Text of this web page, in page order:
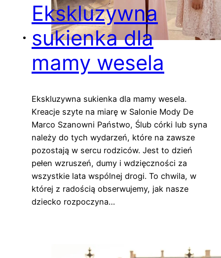
Ekskluzywna
sukienka dla
mamy wesela
Ekskluzywna sukienka dla mamy wesela.
Kreacje szyte na miarę w Salonie Mody De
Marco Szanowni Państwo, Ślub córki lub syna
należy do tych wydarzeń, które na zawsze
pozostają w sercu rodziców. Jest to dzień
pełen wzruszeń, dumy i wdzięczności za
wszystkie lata wspólnej drogi. To chwila, w
której z radością obserwujemy, jak nasze
dziecko rozpoczyna…